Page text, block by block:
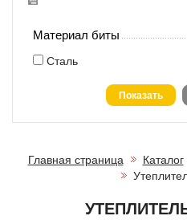
Материал биты
Сталь
Главная страница Каталог